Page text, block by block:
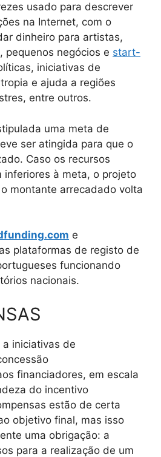
usado para descrever
na Internet, com o
dinheiro para artistas,
pequenos negócios e start-
iniciativas de
e ajuda a regiões
entre outros.
uma meta de
ser atingida para que o
Caso os recursos
inferiores à meta, o projeto
montante arrecadado volta
e
plataformas de registo de
funcionando
nacionais.
iniciativas de
financiadores, em escala
do incentivo
estão de certa
objetivo final, mas isso
uma obrigação: a
para a realização de um